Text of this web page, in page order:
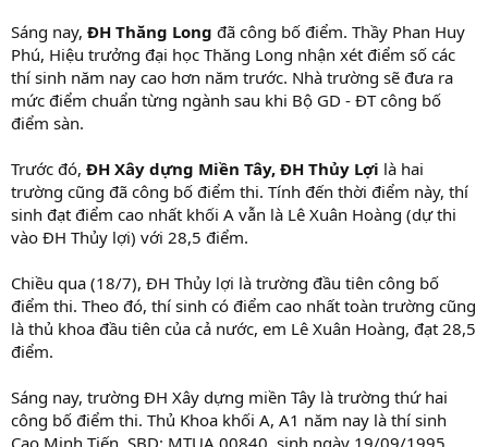
Sáng nay, ĐH Thăng Long đã công bố điểm. Thầy Phan Huy
Phú, Hiệu trưởng đại học Thăng Long nhận xét điểm số các
thí sinh năm nay cao hơn năm trước. Nhà trường sẽ đưa ra
mức điểm chuẩn từng ngành sau khi Bộ GD - ĐT công bố
điểm sàn.
Trước đó, ĐH Xây dựng Miền Tây, ĐH Thủy Lợi là hai
trường cũng đã công bố điểm thi. Tính đến thời điểm này, thí
sinh đạt điểm cao nhất khối A vẫn là Lê Xuân Hoàng (dự thi
vào ĐH Thủy lợi) với 28,5 điểm.
Chiều qua (18/7), ĐH Thủy lợi là trường đầu tiên công bố
điểm thi. Theo đó, thí sinh có điểm cao nhất toàn trường cũng
là thủ khoa đầu tiên của cả nước, em Lê Xuân Hoàng, đạt 28,5
điểm.
Sáng nay, trường ĐH Xây dựng miền Tây là trường thứ hai
công bố điểm thi. Thủ Khoa khối A, A1 năm nay là thí sinh
Cao Minh Tiến, SBD: MTUA.00840, sinh ngày 19/09/1995,